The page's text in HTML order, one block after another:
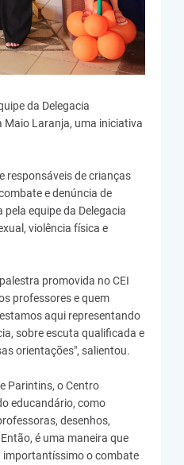
da Delegacia
Maio Laranja, uma iniciativa
responsáveis de crianças
e denúncia de
equipe da Delegacia
violência física e
promovida no CEI
professores e quem
aqui representando
sobre escuta qualificada e
orientações", salientou.
Parintins, o Centro
educandário, como
desenhos,
é uma maneira que
importantíssimo o combate